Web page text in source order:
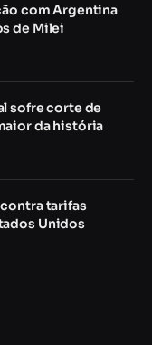
com Argentina
de Milei
sofre corte de
da história
tarifas
Unidos